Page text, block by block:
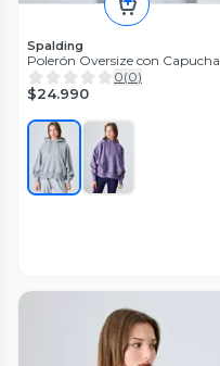
Spalding
Polerón Oversize con Capucha
0(0)
$24.990